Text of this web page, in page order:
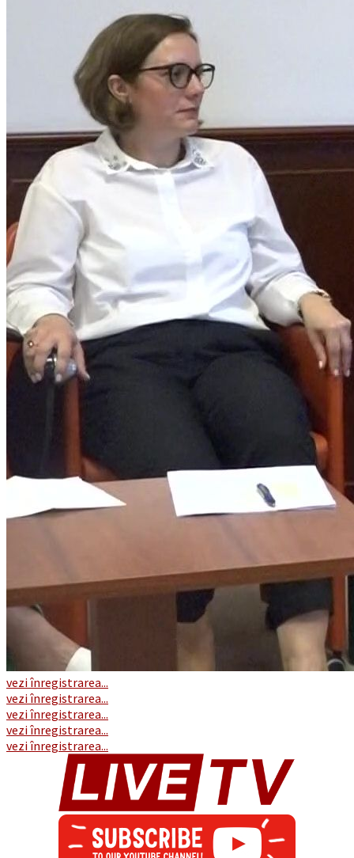
vezi înregistrarea...
vezi înregistrarea...
vezi înregistrarea...
vezi înregistrarea...
vezi înregistrarea...